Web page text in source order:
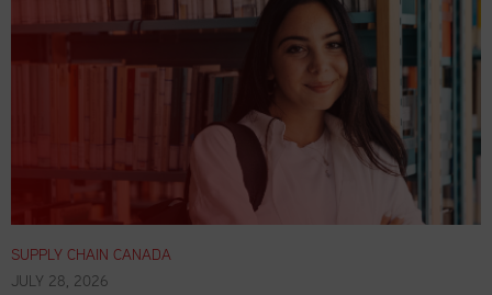
SUPPLY CHAIN CANADA
JULY 28, 2026